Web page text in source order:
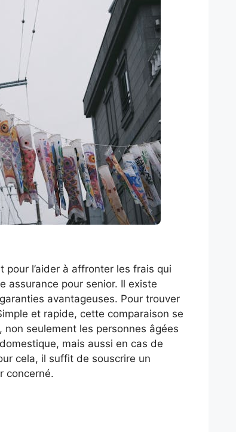
l’aider à affronter les frais qui
assurance pour senior. Il existe
avantageuses. Pour trouver
et rapide, cette comparaison se
seulement les personnes âgées
mais aussi en cas de
cela, il suffit de souscrire un
concerné.